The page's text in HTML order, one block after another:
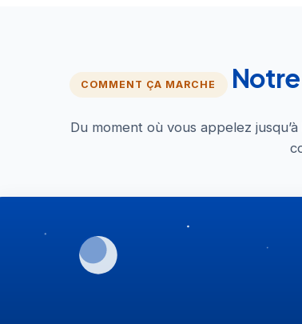
COMMENT ÇA MARCHE
Du moment où vous appelez